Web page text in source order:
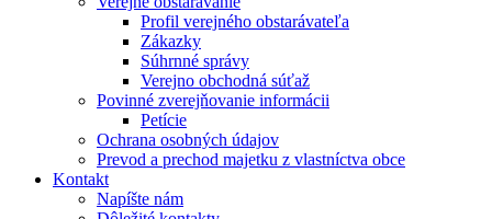
Profil verejného obstarávateľa
Zákazky
Súhrnné správy
Verejno obchodná súťaž
Povinné zverejňovanie informácii
Petície
Ochrana osobných údajov
Prevod a prechod majetku z vlastníctva obce
Kontakt
Napíšte nám